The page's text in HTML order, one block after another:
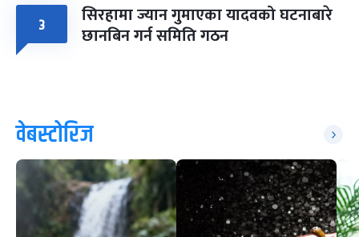
३ सिरहामा ज्यान गुमाएका यादवको घटनाबारे
छानबिन गर्न समिति गठन
वेबस्टोरिज